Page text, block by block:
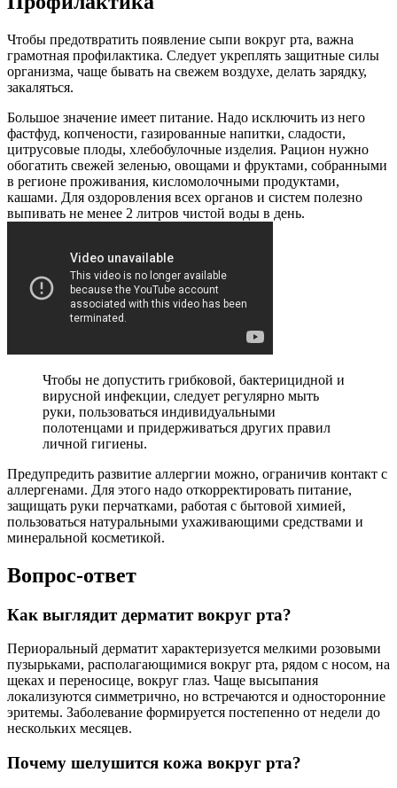
Чтобы предотвратить появление сыпи вокруг рта, важна
грамотная профилактика. Следует укреплять защитные силы
организма, чаще бывать на свежем воздухе, делать зарядку,
закаляться.
Большое значение имеет питание. Надо исключить из него
фастфуд, копчености, газированные напитки, сладости,
цитрусовые плоды, хлебобулочные изделия. Рацион нужно
обогатить свежей зеленью, овощами и фруктами, собранными
в регионе проживания, кисломолочными продуктами,
кашами. Для оздоровления всех органов и систем полезно
выпивать не менее 2 литров чистой воды в день.
Чтобы не допустить грибковой, бактерицидной и
вирусной инфекции, следует регулярно мыть
руки, пользоваться индивидуальными
полотенцами и придерживаться других правил
личной гигиены.
Предупредить развитие аллергии можно, ограничив контакт с
аллергенами. Для этого надо откорректировать питание,
защищать руки перчатками, работая с бытовой химией,
пользоваться натуральными ухаживающими средствами и
минеральной косметикой.
Вопрос-ответ
Как выглядит дерматит вокруг рта?
Периоральный дерматит характеризуется мелкими розовыми
пузырьками, располагающимися вокруг рта, рядом с носом, на
щеках и переносице, вокруг глаз. Чаще высыпания
локализуются симметрично, но встречаются и односторонние
эритемы. Заболевание формируется постепенно от недели до
нескольких месяцев.
Почему шелушится кожа вокруг рта?